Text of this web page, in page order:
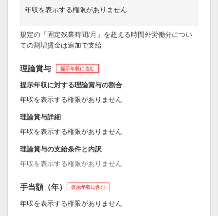
年収を表示する権限がありません
規定の「固定残業時間/月」を超える時間外労働分につい
ての割増賃金は追加で支給
理論賞与 提示年収に含む
提示年収に対する理論賞与の割合
年収を表示する権限がありません
理論賞与詳細
年収を表示する権限がありません
理論賞与の支給条件と内訳
年収を表示する権限がありません
手当額（年） 提示年収に含む
年収を表示する権限がありません